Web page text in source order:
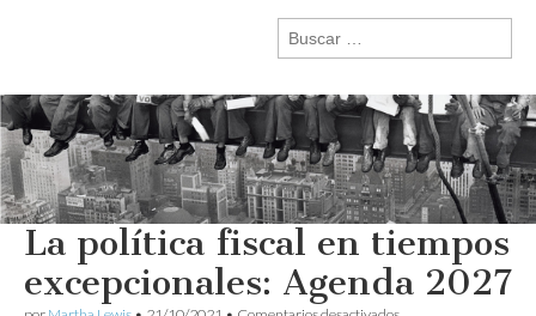
Buscar:
La política fiscal en tiempos
excepcionales: Agenda 2027